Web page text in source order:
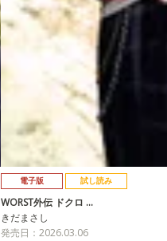
電子版 試し読み
WORST外伝 ドクロ …
きだまさし
発売日：2026.03.06